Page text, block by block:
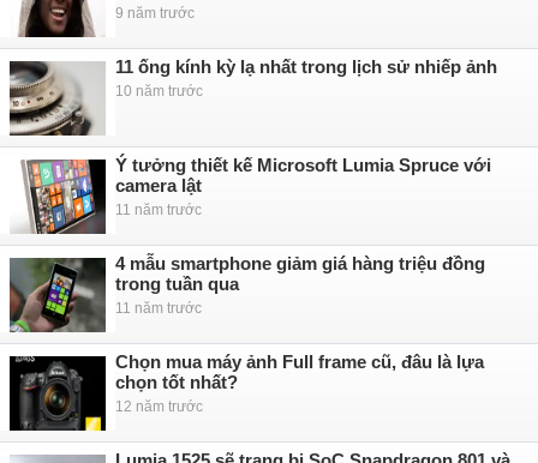
9 năm trước
11 ống kính kỳ lạ nhất trong lịch sử nhiếp ảnh
10 năm trước
Ý tưởng thiết kế Microsoft Lumia Spruce với
camera lật
11 năm trước
4 mẫu smartphone giảm giá hàng triệu đồng
trong tuần qua
11 năm trước
Chọn mua máy ảnh Full frame cũ, đâu là lựa
chọn tốt nhất?
12 năm trước